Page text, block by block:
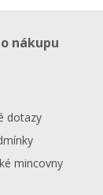
nákupu
dotazy
mincovny